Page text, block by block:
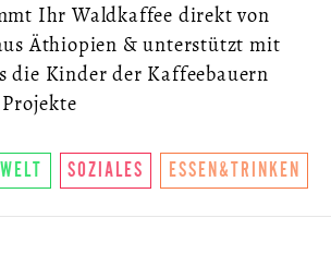
Ihr Waldkaffee direkt von
Äthiopien & unterstützt mit
die Kinder der Kaffeebauern
SOZIALES ESSEN&TRINKEN